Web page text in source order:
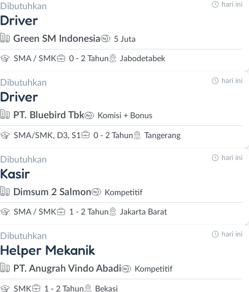
Dibutuhkan
Driver
Green SM Indonesia 5 Juta
SMA / SMK 0 - 2 Tahun Jabodetabek
hari ini
Dibutuhkan
Driver
PT. Bluebird Tbk Komisi + Bonus
SMA/SMK, D3, S1 0 - 2 Tahun Tangerang
hari ini
Dibutuhkan
Kasir
Dimsum 2 Salmon Kompetitif
SMA / SMK 1 - 2 Tahun Jakarta Barat
hari ini
Dibutuhkan
Helper Mekanik
PT. Anugrah Vindo Abadi Kompetitif
SMK 1 - 2 Tahun Bekasi
hari ini